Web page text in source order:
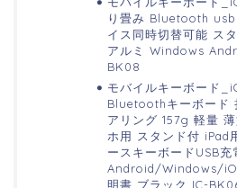
り畳み Bluetooth
イス同時切替可能 ス
アルミ Windows
BK08
モバイルキーボード
Bluetoothキーボード
アリング 157g 軽量
ホ用 スタンド付 iPad
ースキーボードUSB充
Android/Windows/
明書 ブラック IC-